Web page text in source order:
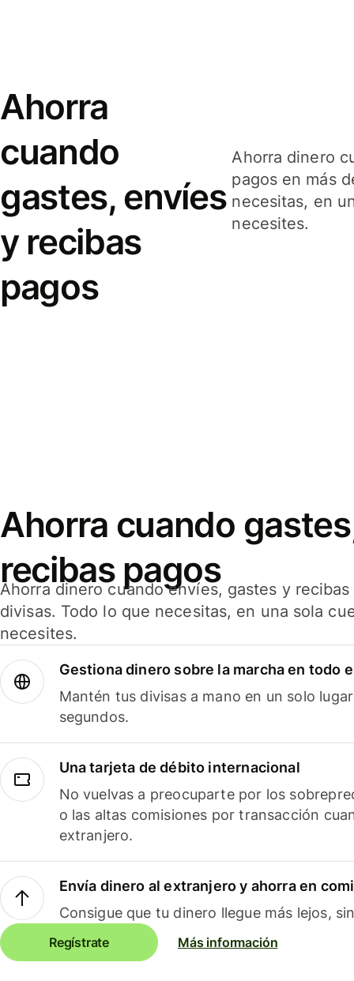
Ahorra
cuando
gastes, envíes
y recibas
pagos
Ahorra dinero
pagos en más
necesitas, en
necesites.
Ahorra cuando
recibas pagos
Ahorra dinero cuando envíes, gastes y
divisas. Todo lo que necesitas, en una sola
necesites.
Gestiona dinero sobre la marcha en todo
Mantén tus divisas a mano en un solo
segundos.
Una tarjeta de débito internacional
No vuelvas a preocuparte por los
o las altas comisiones por transacción
extranjero.
Envía dinero al extranjero y ahorra en
Consigue que tu dinero llegue más lejos,
Regístrate Más información